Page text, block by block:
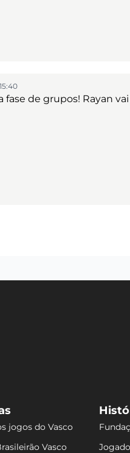
de grupos! Rayan
jogos do Vasco
Vasco